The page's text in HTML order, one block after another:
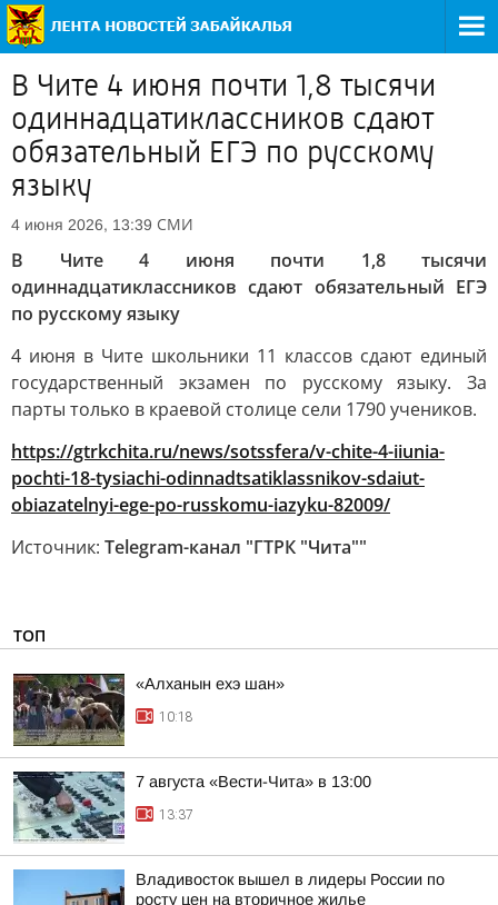
В Чите 4 июня почти 1,8 тысячи
одиннадцатиклассников сдают
обязательный ЕГЭ по русскому
языку
4 июня 2026, 13:39 СМИ
В Чите 4 июня почти 1,8 тысячи
одиннадцатиклассников сдают обязательный ЕГЭ
по русскому языку
4 июня в Чите школьники 11 классов сдают единый
государственный экзамен по русскому языку. За
парты только в краевой столице сели 1790 учеников.
https://gtrkchita.ru/news/sotssfera/v-chite-4-iiunia-
pochti-18-tysiachi-odinnadtsatiklassnikov-sdaiut-
obiazatelnyi-ege-po-russkomu-iazyku-82009/
Источник: Telegram-канал "ГТРК "Чита""
ТОП
«Алханын ехэ шан»
10:18
7 августа «Вести-Чита» в 13:00
13:37
Владивосток вышел в лидеры России по
росту цен на вторичное жилье